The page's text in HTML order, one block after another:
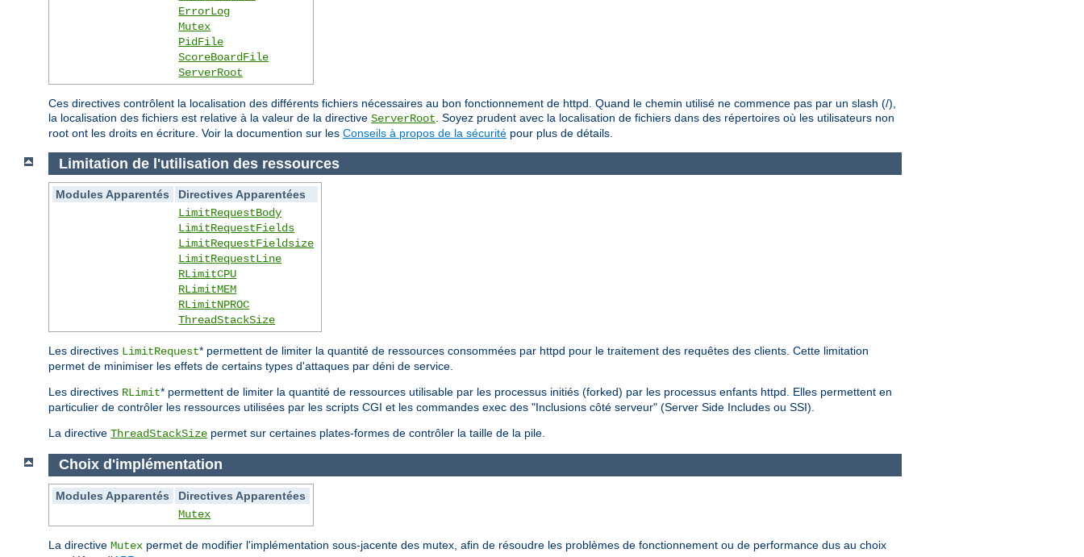
ErrorLog
Mutex
PidFile
ScoreBoardFile
ServerRoot
Ces directives contrôlent la localisation des différents fichiers nécessaires au bon fonctionnement de httpd. Quand le chemin utilisé ne commence pas par un slash (/),
la localisation des fichiers est relative à la valeur de la directive ServerRoot . Soyez prudent avec la localisation de fichiers dans des répertoires où les utilisateurs non
root ont les droits en écriture. Voir la documention sur les Conseils à propos de la sécurité pour plus de détails.
Limitation de l'utilisation des ressources
Modules Apparentés
Directives Apparentées
LimitRequestBody
LimitRequestFields
LimitRequestFieldsize
LimitRequestLine
RLimitCPU
RLimitMEM
RLimitNPROC
ThreadStackSize
Les directives LimitRequest* permettent de limiter la quantité de ressources consommées par httpd pour le traitement des requêtes des clients. Cette limitation
permet de minimiser les effets de certains types d'attaques par déni de service.
Les directives RLimit* permettent de limiter la quantité de ressources utilisable par les processus initiés (forked) par les processus enfants httpd. Elles permettent en
particulier de contrôler les ressources utilisées par les scripts CGI et les commandes exec des "Inclusions côté serveur" (Server Side Includes ou SSI).
La directive ThreadStackSize permet sur certaines plates-formes de contrôler la taille de la pile.
Choix d'implémentation
Modules Apparentés
Directives Apparentées
Mutex
La directive Mutex permet de modifier l'implémentation sous-jacente des mutex, afin de résoudre les problèmes de fonctionnement ou de performance dus au choix